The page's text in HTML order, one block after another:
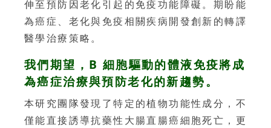
伸至預防因老化引起的免疫功能障礙。期盼能
為癌症、老化與免疫相關疾病開發創新的轉譯
醫學治療策略。
我們期望，B 細胞驅動的體液免疫將成
為癌症治療與預防老化的新趨勢。
本研究團隊發現了特定的植物功能性成分，不
僅能直接誘導抗藥性大腸直腸癌細胞死亡，更